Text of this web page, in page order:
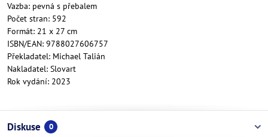
Vazba: pevná s přebalem
Počet stran: 592
Formát: 21 x 27 cm
ISBN/EAN: 9788027606757
Překladatel: Michael Talián
Nakladatel: Slovart
Rok vydání: 2023
Diskuse 0